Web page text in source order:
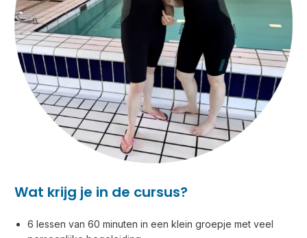
Wat krijg je in de cursus?
6 lessen van 60 minuten in een klein groepje met veel